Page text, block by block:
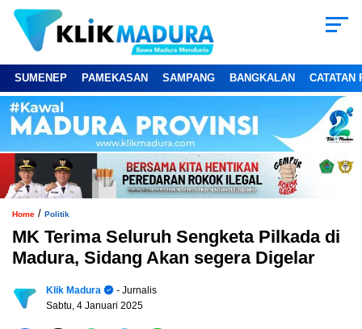
SUMENEP PAMEKASAN SAMPANG BANGKALAN CATATAN
Home / Politik
MK Terima Seluruh Sengketa Pilkada di
Madura, Sidang Akan segera Digelar
Klik Madura
- Jurnalis
Sabtu, 4 Januari 2025